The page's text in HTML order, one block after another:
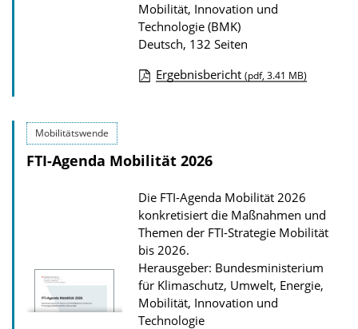
Mobilität, Innovation und
Technologie (BMK)
Deutsch, 132 Seiten
n
o
a
d
s
z
u
Ergebnisbericht (pdf, 3.41 MB)
Mobilitätswende
FTI-Agenda Mobilität 2026
Die FTI-Agenda Mobilität 2026
konkretisiert die Maßnahmen und
Themen der FTI-Strategie Mobilität
bis 2026.
Herausgeber: Bundesministerium
für Klimaschutz, Umwelt, Energie,
Mobilität, Innovation und
Technologie